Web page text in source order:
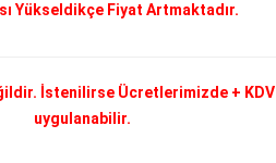
Yükseldikçe Fiyat Artmaktadır.
İstenilirse Ücretlerimizde + KDV
uygulanabilir.